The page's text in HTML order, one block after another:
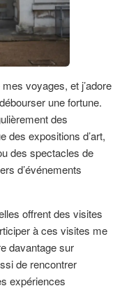
voyages, et j’adore
une fortune.
des
des expositions d’art,
des spectacles de
d’événements
offrent des visites
à ces visites me
davantage sur
de rencontrer
expériences